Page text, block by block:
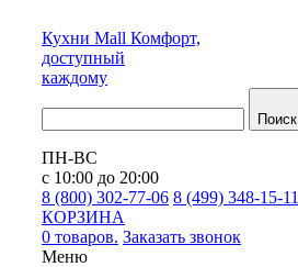
Кухни Mall Комфорт,
доступный
каждому
Поиск
ПН-ВС
с 10:00 до 20:00
8 (800) 302-77-06 8 (499) 348-15-11
КОРЗИНА
0 товаров. Заказать звонок
Меню